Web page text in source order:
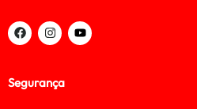
Segurança